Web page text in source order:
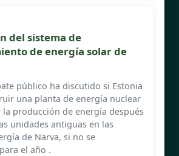
del sistema de
de energía solar de
público ha discutido si Estonia
una planta de energía nuclear
la producción de energía después
unidades antiguas en las
de Narva, si no se
el año .